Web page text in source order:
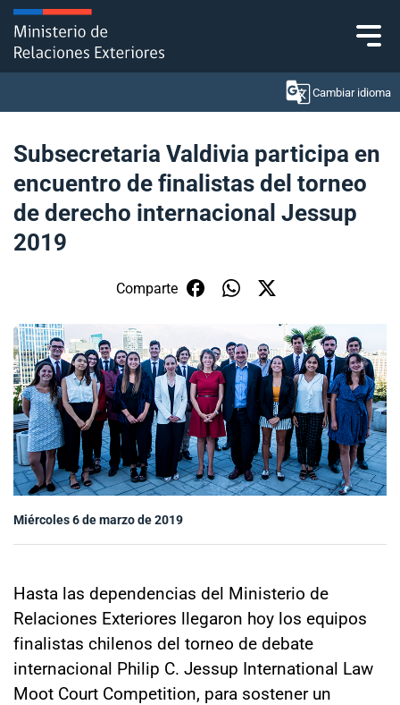
Click acá para ir directamente al contenido
Cambiar idioma
Ministerio
Política Exterior
Subsecretaría de Relaciones Económicas
Internacionales
Sala de prensa
modo claro
Subsecretaria Valdivia participa en
encuentro de finalistas del torneo
de derecho internacional Jessup
2019
Comparte
Miércoles 6 de marzo de 2019
Hasta las dependencias del Ministerio de
Relaciones Exteriores llegaron hoy los equipos
finalistas chilenos del torneo de debate
internacional Philip C. Jessup International Law
Moot Court Competition, para sostener un